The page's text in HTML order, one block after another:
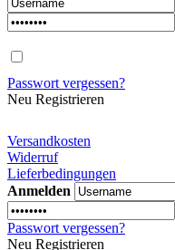
Passwort vergessen?
Neu Registrieren
Versandkosten
Widerruf
Lieferbedingungen
Anmelden
Passwort vergessen?
Neu Registrieren